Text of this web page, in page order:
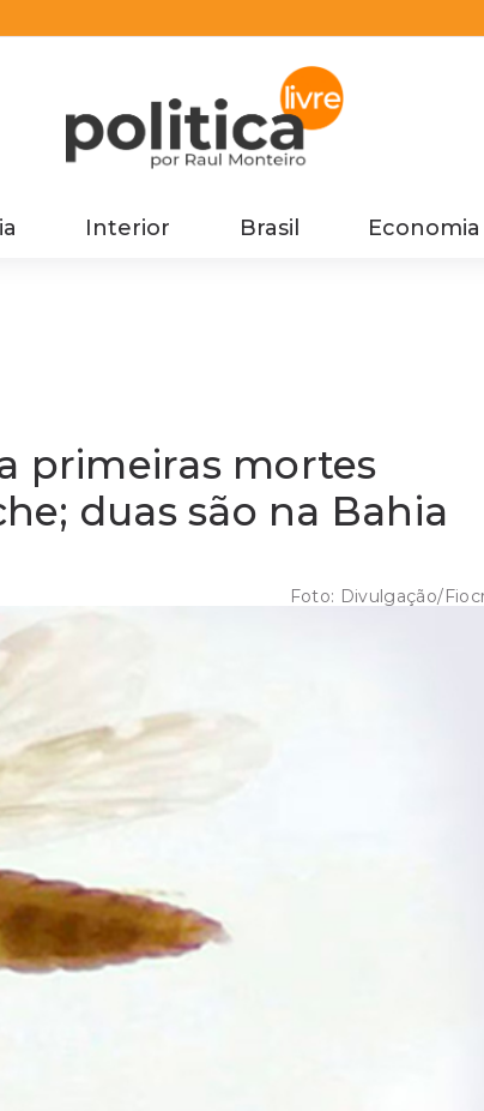
Interior Brasil Economia
primeiras mortes
duas são na Bahia
Foto: Divulgação/